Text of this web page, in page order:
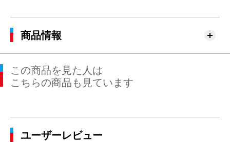
商品情報
この商品を見た人は
こちらの商品も見ています
ユーザーレビュー